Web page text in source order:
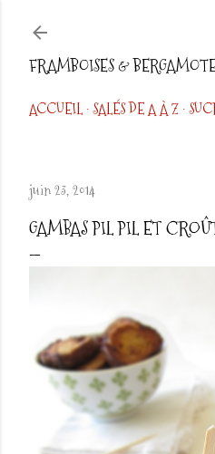
FRAMBOISES &
ACCUEIL SALÉS DE A À Z
juin 23, 2014
GAMBAS PIL PIL ET